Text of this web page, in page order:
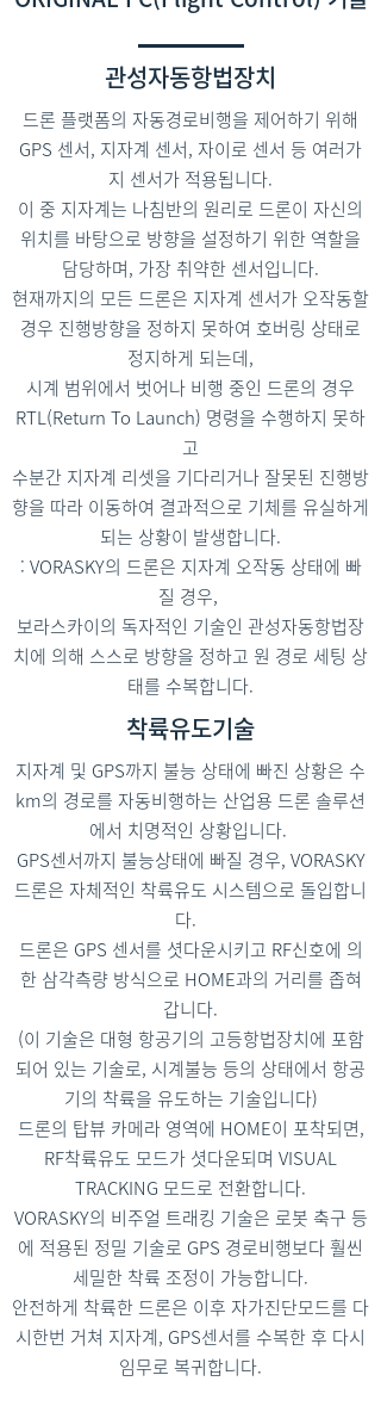
관성자동항법장치
드론 플랫폼의 자동경로비행을 제어하기 위해
GPS 센서, 지자계 센서, 자이로 센서 등 여러가
지 센서가 적용됩니다.
이 중 지자계는 나침반의 원리로 드론이 자신의
위치를 바탕으로 방향을 설정하기 위한 역할을
담당하며, 가장 취약한 센서입니다.
현재까지의 모든 드론은 지자계 센서가 오작동할
경우 진행방향을 정하지 못하여 호버링 상태로
정지하게 되는데,
시계 범위에서 벗어나 비행 중인 드론의 경우
RTL(Return To Launch) 명령을 수행하지 못하
고
수분간 지자계 리셋을 기다리거나 잘못된 진행방
향을 따라 이동하여 결과적으로 기체를 유실하게
되는 상황이 발생합니다.
: VORASKY의 드론은 지자계 오작동 상태에 빠
질 경우,
보라스카이의 독자적인 기술인 관성자동항법장
치에 의해 스스로 방향을 정하고 원 경로 세팅 상
태를 수복합니다.
착륙유도기술
지자계 및 GPS까지 불능 상태에 빠진 상황은 수
km의 경로를 자동비행하는 산업용 드론 솔루션
에서 치명적인 상황입니다.
GPS센서까지 불능상태에 빠질 경우, VORASKY
드론은 자체적인 착륙유도 시스템으로 돌입합니
다.
드론은 GPS 센서를 셧다운시키고 RF신호에 의
한 삼각측량 방식으로 HOME과의 거리를 좁혀
갑니다.
(이 기술은 대형 항공기의 고등항법장치에 포함
되어 있는 기술로, 시계불능 등의 상태에서 항공
기의 착륙을 유도하는 기술입니다)
드론의 탑뷰 카메라 영역에 HOME이 포착되면,
RF착륙유도 모드가 셧다운되며 VISUAL
TRACKING 모드로 전환합니다.
VORASKY의 비주얼 트래킹 기술은 로봇 축구 등
에 적용된 정밀 기술로 GPS 경로비행보다 훨씬
세밀한 착륙 조정이 가능합니다.
안전하게 착륙한 드론은 이후 자가진단모드를 다
시한번 거쳐 지자계, GPS센서를 수복한 후 다시
임무로 복귀합니다.